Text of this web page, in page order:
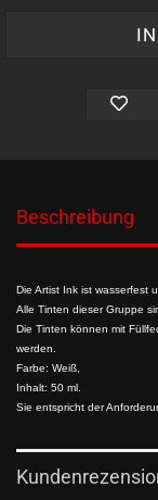
Beschreibung
Die Artist Ink ist wasserfest
Alle Tinten dieser Gruppe
Die Tinten können mit
werden.
Farbe: Weiß,
Inhalt: 50 ml.
Sie entspricht der